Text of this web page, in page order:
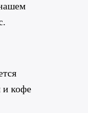
и кофе